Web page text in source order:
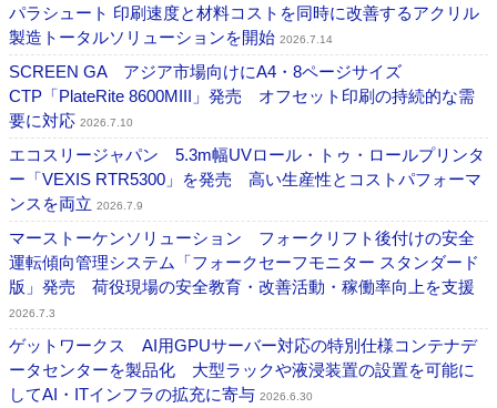
パラシュート 印刷速度と材料コストを同時に改善するアクリル
製造トータルソリューションを開始 2026.7.14
SCREEN GA アジア市場向けにA4・8ページサイズ
CTP「PlateRite 8600MIII」発売 オフセット印刷の持続的な需
要に対応 2026.7.10
エコスリージャパン 5.3m幅UVロール・トゥ・ロールプリンタ
ー「VEXIS RTR5300」を発売 高い生産性とコストパフォーマ
ンスを両立 2026.7.9
マーストーケンソリューション フォークリフト後付けの安全
運転傾向管理システム「フォークセーフモニター スタンダード
版」発売 荷役現場の安全教育・改善活動・稼働率向上を支援
2026.7.3
ゲットワークス AI用GPUサーバー対応の特別仕様コンテナデ
ータセンターを製品化 大型ラックや液浸装置の設置を可能に
してAI・ITインフラの拡充に寄与 2026.6.30